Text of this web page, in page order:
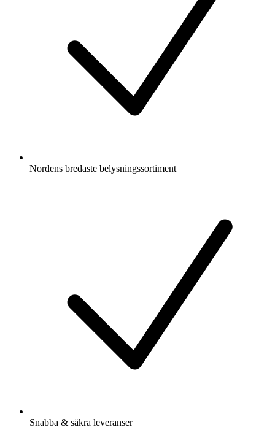
Nordens bredaste belysningssortiment
Snabba & säkra leveranser